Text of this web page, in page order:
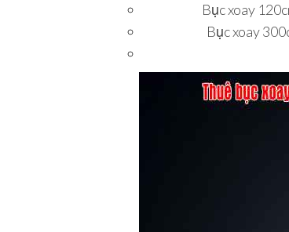
Bục xoay
Bục xoay